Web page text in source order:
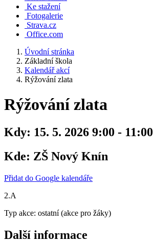
Ke stažení
Fotogalerie
Strava.cz
Office.com
Úvodní stránka
Základní škola
Kalendář akcí
Rýžování zlata
Rýžování zlata
Kdy: 15. 5. 2026 9:00 - 11:00
Kde: ZŠ Nový Knín
Přidat do Google kalendáře
2.A
Typ akce: ostatní (akce pro žáky)
Další informace